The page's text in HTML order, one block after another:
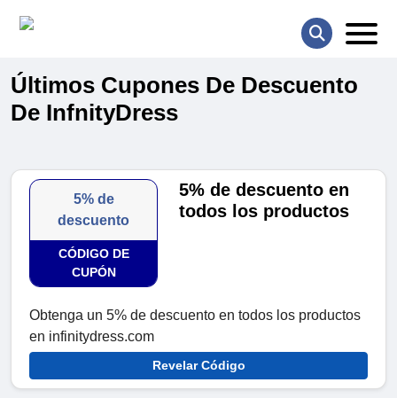
Últimos Cupones De Descuento
De InfnityDress
5% de
descuento
CÓDIGO DE
CUPÓN
5% de descuento en
todos los productos
Obtenga un 5% de descuento en todos los productos
en infinitydress.com
Revelar Código